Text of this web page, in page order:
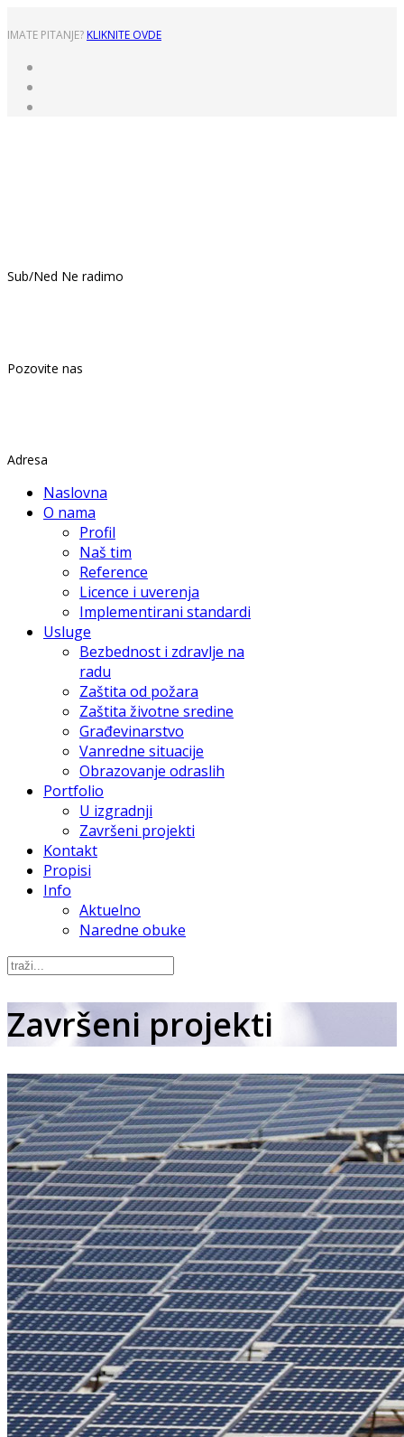
IMATE PITANJE? KLIKNITE OVDE
Sub/Ned Ne radimo
Pozovite nas
Adresa
Naslovna
O nama
Profil
Naš tim
Reference
Licence i uverenja
Implementirani standardi
Usluge
Bezbednost i zdravlje na
radu
Zaštita od požara
Zaštita životne sredine
Građevinarstvo
Vanredne situacije
Obrazovanje odraslih
Portfolio
U izgradnji
Završeni projekti
Kontakt
Propisi
Info
Aktuelno
Naredne obuke
Završeni projekti